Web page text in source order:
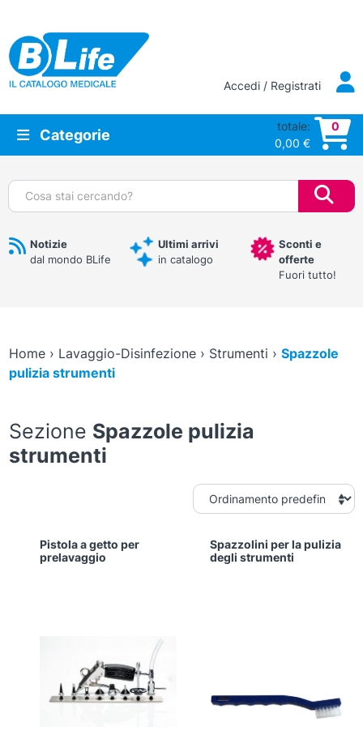
Vai al contenuto principale
Accedi / Registrati
Categorie
totale:
0,00 €
0
Cerca:
Notizie
dal mondo BLife
Ultimi arrivi
in catalogo
Sconti e
offerte
Fuori tutto!
Home› Lavaggio-Disinfezione› Strumenti › Spazzole
pulizia strumenti
Sezione Spazzole pulizia
strumenti
Pistola a getto per
prelavaggio
Spazzolini per la pulizia
degli strumenti